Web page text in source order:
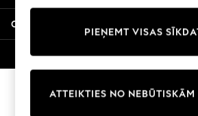
Multipacks
All Boys Sport & Swimwear
Swimwear
Citi pakalpojumi
© 2026 Next Germany GmbH. Visas
PIEŅEMT VISAS
ATTEIKTIES NO NEBŪTISKĀM